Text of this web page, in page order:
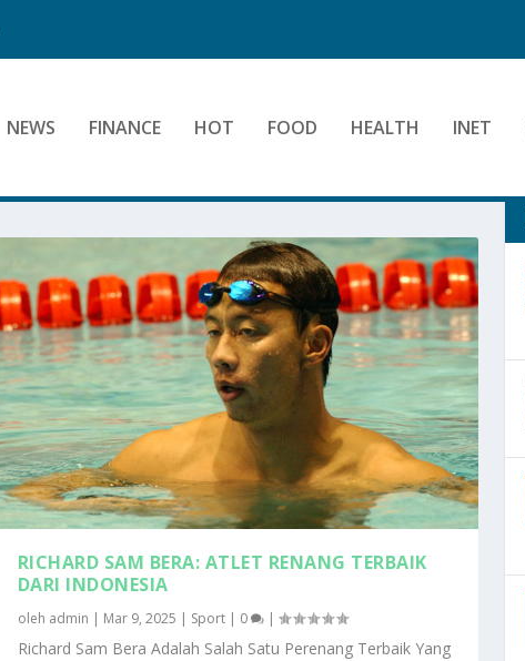
NEWS FINANCE HOT FOOD HEALTH INET
RICHARD SAM BERA: ATLET RENANG TERBAIK
DARI INDONESIA
oleh admin | Mar 9, 2025 | Sport| 0 |
Richard Sam Bera Adalah Salah Satu Perenang Terbaik Yang